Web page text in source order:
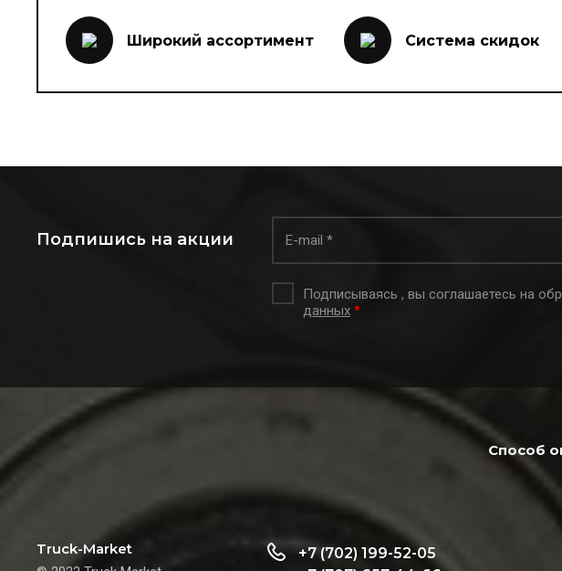
Широкий ассортимент Система скидок
Подпишись на акции
Подписываясь , вы соглашаетесь на
данных *
Способ
Truck-Market
+7 (702) 199-52-05